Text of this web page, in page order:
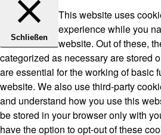
Schließen
This website uses
experience while you
website. Out of these,
categorized as necessary are stored
are essential for the working of basic
website. We also use third-party
and understand how you use this
be stored in your browser only with
have the option to opt-out of these